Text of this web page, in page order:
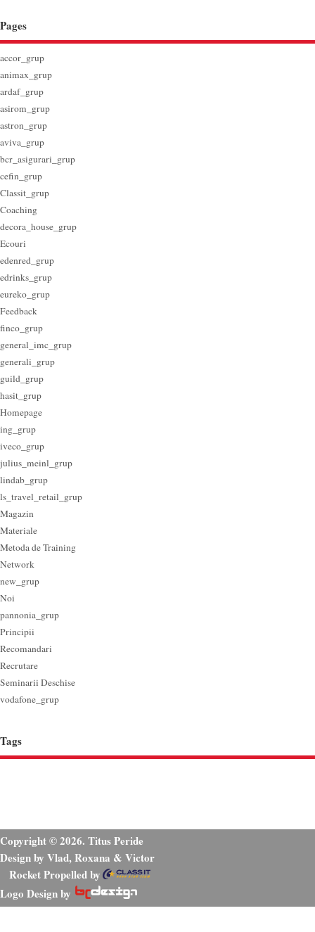
Pages
accor_grup
animax_grup
ardaf_grup
asirom_grup
astron_grup
aviva_grup
bcr_asigurari_grup
cefin_grup
Classit_grup
Coaching
decora_house_grup
Ecouri
edenred_grup
edrinks_grup
eureko_grup
Feedback
finco_grup
general_imc_grup
generali_grup
guild_grup
hasit_grup
Homepage
ing_grup
iveco_grup
julius_meinl_grup
lindab_grup
ls_travel_retail_grup
Magazin
Materiale
Metoda de Training
Network
new_grup
Noi
pannonia_grup
Principii
Recomandari
Recrutare
Seminarii Deschise
vodafone_grup
Tags
Copyright © 2026. Titus Peride
Design by Vlad, Roxana & Victor